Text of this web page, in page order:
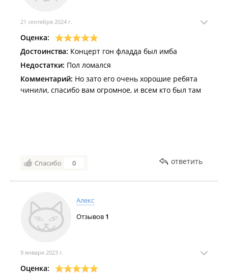
21 сентября 2024 г.
Оценка:
Достоинства: Концерт гон фладда был имба
Недостатки: Пол ломался
Комментарий: Но зато его очень хорошие ребята
чинили, спасибо вам огромное, и всем кто был там
Спасибо 0 ответить
Алекс
Отзывов 1
9 января 2023 г.
Оценка: